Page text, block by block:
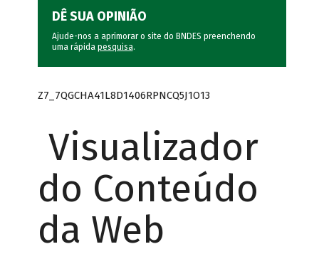
DÊ SUA OPINIÃO
Ajude-nos a aprimorar o site do BNDES preenchendo
uma rápida pesquisa.
Z7_7QGCHA41L8D1406RPNCQ5J1O13
Visualizador
do Conteúdo
da Web